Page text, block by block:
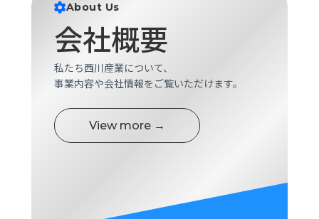
About Us
会社概要
私たち西川産業について、
事業内容や会社情報をご覧いただけます。
View more →